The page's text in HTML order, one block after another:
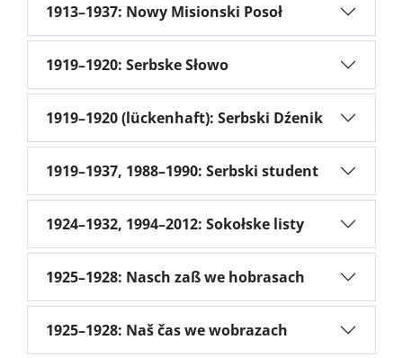
1913–1937: Nowy Misionski Posoł
1919–1920: Serbske Słowo
1919–1920 (lückenhaft): Serbski Dźenik
1919–1937, 1988–1990: Serbski student
1924–1932, 1994–2012: Sokołske listy
1925–1928: Nasch zaß we hobrasach
1925–1928: Naš čas we wobrazach